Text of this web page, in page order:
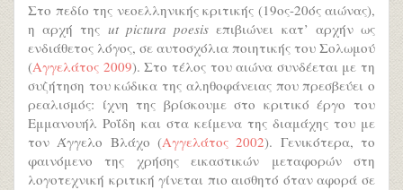
Στο πεδίο της νεοελληνικής κριτικής (19ος-20ός αιώνας),
η αρχή της ut pictura poesis επιβιώνει κατ’ αρχήν ως
ενδιάθετος λόγος, σε αυτοσχόλια ποιητικής του Σολωμού
(Αγγελάτος 2009). Στο τέλος του αιώνα συνδέεται με τη
συζήτηση του κώδικα της αληθοφάνειας που πρεσβεύει ο
ρεαλισμός: ίχνη της βρίσκουμε στο κριτικό έργο του
Εμμανουήλ Ροΐδη και στα κείμενα της διαμάχης του με
τον Άγγελο Βλάχο (Αγγελάτος 2002). Γενικότερα, το
φαινόμενο της χρήσης εικαστικών μεταφορών στη
λογοτεχνική κριτική γίνεται πιο αισθητό όταν αφορά σε